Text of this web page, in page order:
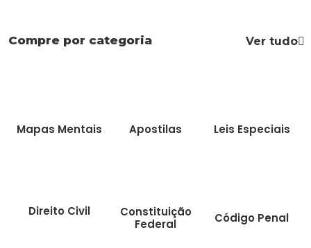
Compre por categoria Ver tudo
Mapas Mentais Apostilas Leis Especiais
Direito Civil
Constituição
Federal
Código Penal